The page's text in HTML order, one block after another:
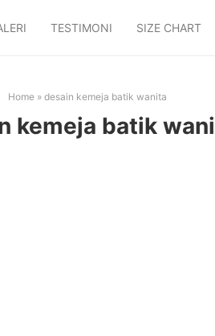
TESTIMONI SIZE CHART
Home» desain kemeja batik wanita
kemeja batik